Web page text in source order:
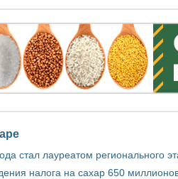
стал лауреатом регионального
налога на сахар 650